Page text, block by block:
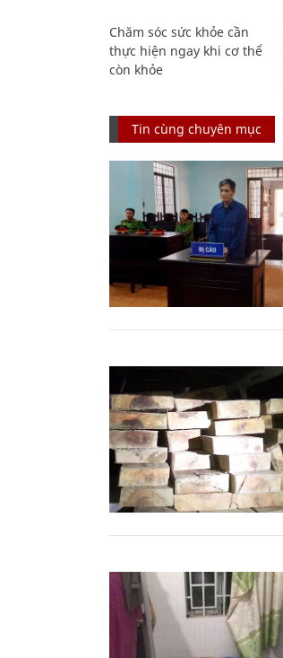
Chăm sóc sức khỏe cần
thực hiện ngay khi cơ thể
còn khỏe
Tin cùng chuyên mục